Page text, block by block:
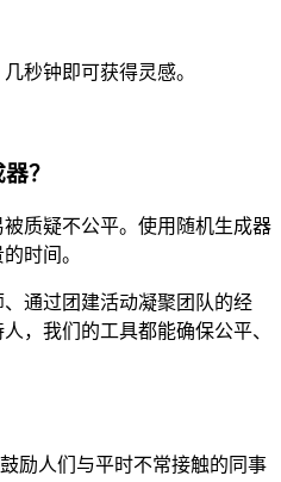
秒钟即可获得灵感。
？
质疑不公平。使用随机生成器
时间。
通过团建活动凝聚团队的经
，我们的工具都能确保公平、
励人们与平时不常接触的同事